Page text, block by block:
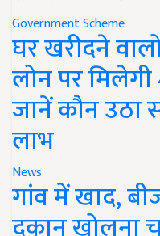
Government Scheme
घर खरीदने
लोन पर मिलेगी
जानें कौन उठा
लाभ
News
गांव में खाद,